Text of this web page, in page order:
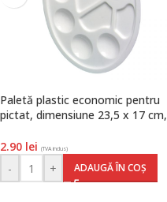
Paletă plastic economic pentru
pictat, dimensiune 23,5 x 17 cm,
2.90 lei (TVA inclus)
- + ADAUGĂ ÎN COȘ